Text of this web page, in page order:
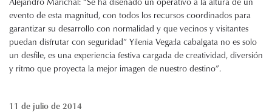
evento de esta magnitud, con todos los recursos coordinados para
garantizar su desarrollo con normalidad y que vecinos y visitantes
puedan disfrutar con seguridad” Yilenia Vega:la cabalgata no es solo
un desfile, es una experiencia festiva cargada de creatividad, diversión
y ritmo que proyecta la mejor imagen de nuestro destino”.
11 de julio de 2014